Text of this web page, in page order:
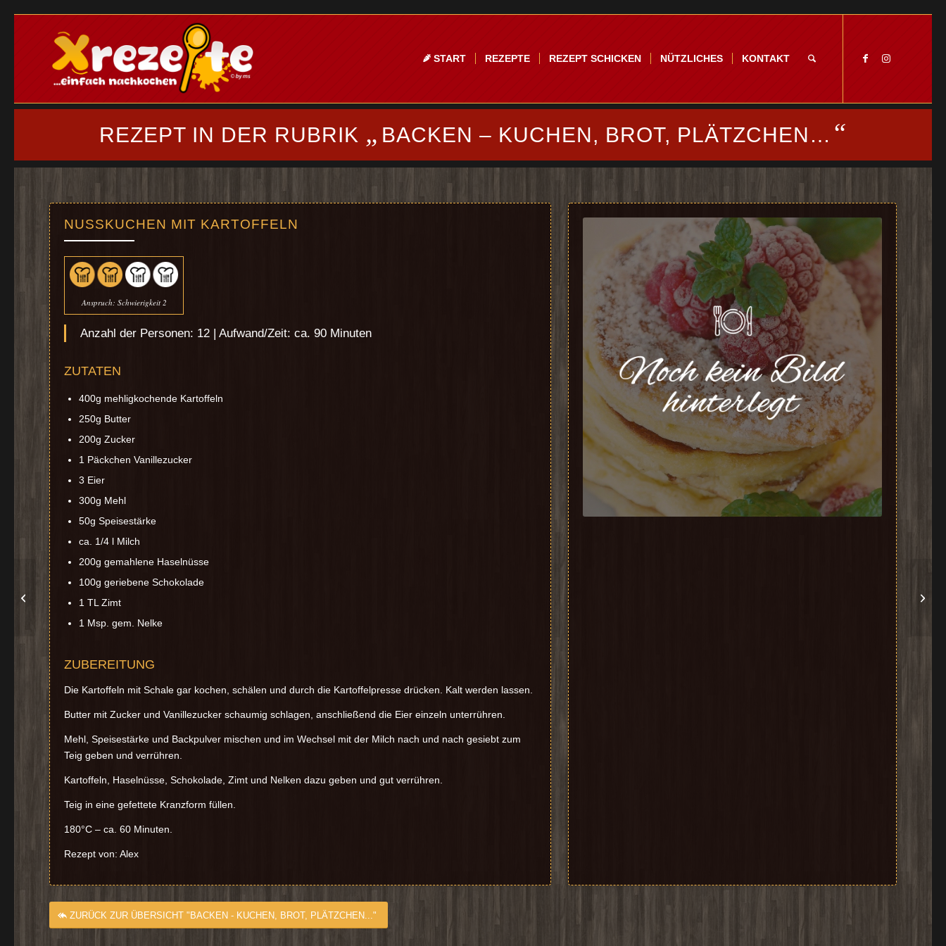
START REZEPTE REZEPT SCHICKEN NÜTZLICHES KONTAKT
REZEPT IN DER RUBRIK „ BACKEN – KUCHEN, BROT, PLÄTZCHEN… “
NUSSKUCHEN MIT KARTOFFELN
Anspruch: Schwierigkeit 2
Anzahl der Personen: 12 | Aufwand/Zeit: ca. 90 Minuten
ZUTATEN
400g mehligkochende Kartoffeln
250g Butter
200g Zucker
1 Päckchen Vanillezucker
3 Eier
300g Mehl
50g Speisestärke
ca. 1/4 l Milch
200g gemahlene Haselnüsse
100g geriebene Schokolade
1 TL Zimt
1 Msp. gem. Nelke
ZUBEREITUNG
Die Kartoffeln mit Schale gar kochen, schälen und durch die Kartoffelpresse drücken. Kalt werden lassen.
Butter mit Zucker und Vanillezucker schaumig schlagen, anschließend die Eier einzeln unterrühren.
Mehl, Speisestärke und Backpulver mischen und im Wechsel mit der Milch nach und nach gesiebt zum
Teig geben und verrühren.
Kartoffeln, Haselnüsse, Schokolade, Zimt und Nelken dazu geben und gut verrühren.
Teig in eine gefettete Kranzform füllen.
180°C – ca. 60 Minuten.
Rezept von: Alex
ZURÜCK ZUR ÜBERSICHT "BACKEN - KUCHEN, BROT, PLÄTZCHEN..."
Nussecken